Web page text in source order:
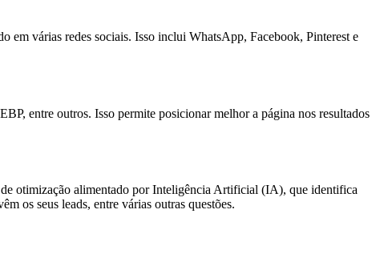
em várias redes sociais. Isso inclui WhatsApp, Facebook, Pinterest e
entre outros. Isso permite posicionar melhor a página nos resultados
de otimização alimentado por Inteligência Artificial (IA), que identifica
os seus leads, entre várias outras questões.